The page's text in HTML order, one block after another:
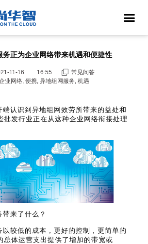
务正为企业网络带来机遇和便捷性
11-16 16:55
常见问答
业网络, 便携, 异地组网服务, 机遇
端认识到异地组网效劳所带来的益处和
批发行业正在从这种企业网络衔接处理
来了什么？
以较低的成本，更好的控制，更简单的
总体运营支出提供了增加的带宽或